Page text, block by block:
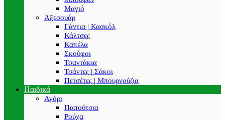
Μαγιό
Αξεσουάρ
Γάντια | Κασκόλ
Κάλτσες
Καπέλα
Σκούφοι
Τσαντάκια
Τσάντες | Σάκοι
Πετσέτες | Μπουρνούζια
Παιδικά
Αγόρι
Παπούτσια
Ρούχα